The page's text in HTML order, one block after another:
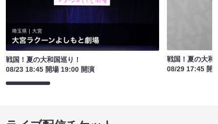
戦国！夏の大和国巡り！
08/23 18:45 開場 19:00 開演
戦国！夏の大和
08/29 17:45 開